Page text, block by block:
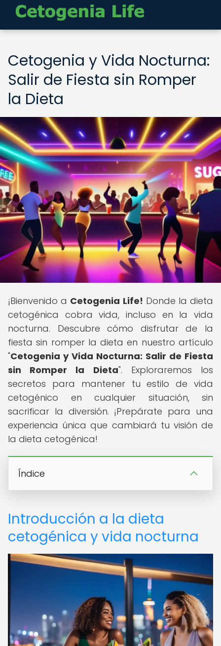
Cetogenia y Vida Nocturna:
Salir de Fiesta sin Romper
la Dieta
¡Bienvenido a Cetogenia Life! Donde la dieta
cetogénica cobra vida, incluso en la vida
nocturna. Descubre cómo disfrutar de la
fiesta sin romper la dieta en nuestro artículo
"Cetogenia y Vida Nocturna: Salir de Fiesta
sin Romper la Dieta". Exploraremos los
secretos para mantener tu estilo de vida
cetogénico en cualquier situación, sin
sacrificar la diversión. ¡Prepárate para una
experiencia única que cambiará tu visión de
la dieta cetogénica!
Índice
Introducción a la dieta
cetogénica y vida nocturna